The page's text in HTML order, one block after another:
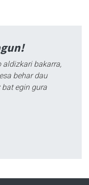
aldizkari bakarra,
behar dau
bat egin gura